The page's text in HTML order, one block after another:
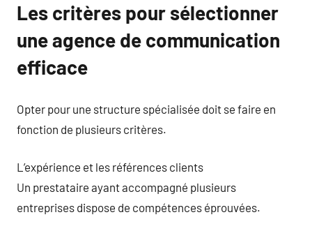
Les critères pour sélectionner
une agence de communication
efficace
Opter pour une structure spécialisée doit se faire en
fonction de plusieurs critères.
L’expérience et les références clients
Un prestataire ayant accompagné plusieurs
entreprises dispose de compétences éprouvées.